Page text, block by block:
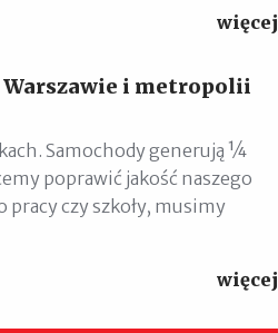
więcej
i metropolii
Samochody generują 1⁄4
poprawić jakość naszego
pracy czy szkoły, musimy
więcej